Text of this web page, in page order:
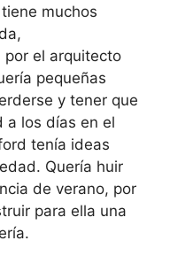
muchos
el arquitecto
pequeñas
y tener que
a los días en el
tenía ideas
Quería huir
de verano, por
para ella una